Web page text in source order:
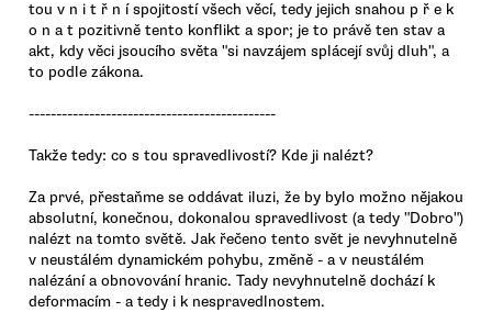
tou v n i t ř n í spojitostí všech věcí, tedy jejich snahou p ř e k
o n a t pozitivně tento konflikt a spor; je to právě ten stav a
akt, kdy věci jsoucího světa "si navzájem splácejí svůj dluh", a
to podle zákona.
---------------------------------------------
Takže tedy: co s tou spravedlivostí? Kde ji nalézt?
Za prvé, přestaňme se oddávat iluzi, že by bylo možno nějakou
absolutní, konečnou, dokonalou spravedlivost (a tedy "Dobro")
nalézt na tomto světě. Jak řečeno tento svět je nevyhnutelně
v neustálém dynamickém pohybu, změně - a v neustálém
nalézání a obnovování hranic. Tady nevyhnutelně dochází k
deformacím - a tedy i k nespravedlnostem.